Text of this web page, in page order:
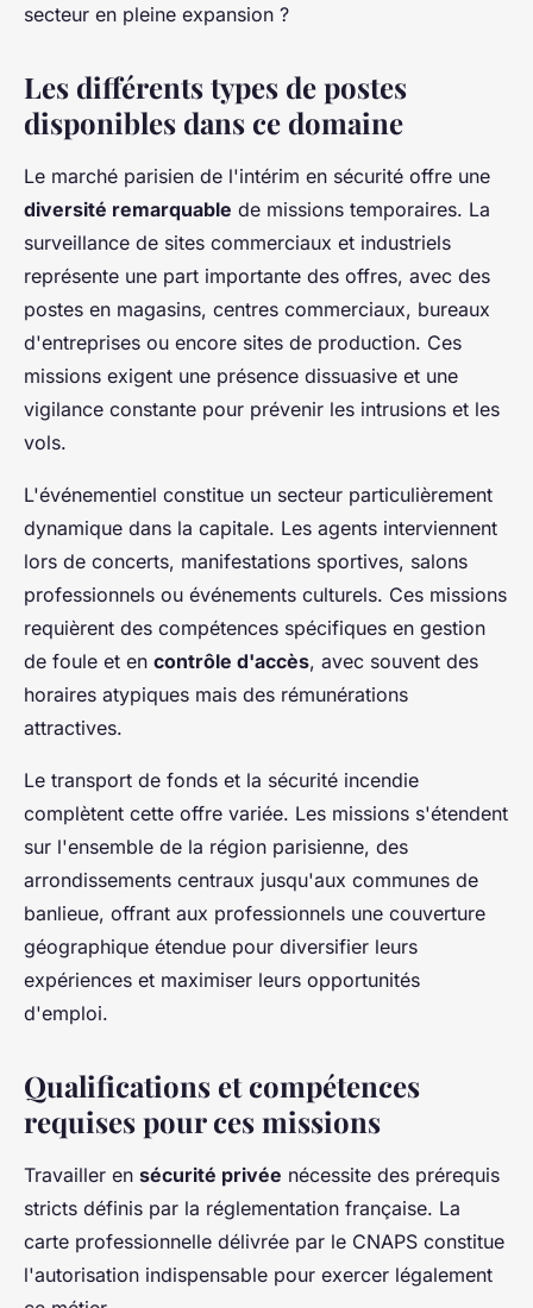
secteur en pleine expansion ?
Les différents types de postes
disponibles dans ce domaine
Le marché parisien de l'intérim en sécurité offre une
diversité remarquable de missions temporaires. La
surveillance de sites commerciaux et industriels
représente une part importante des offres, avec des
postes en magasins, centres commerciaux, bureaux
d'entreprises ou encore sites de production. Ces
missions exigent une présence dissuasive et une
vigilance constante pour prévenir les intrusions et les
vols.
L'événementiel constitue un secteur particulièrement
dynamique dans la capitale. Les agents interviennent
lors de concerts, manifestations sportives, salons
professionnels ou événements culturels. Ces missions
requièrent des compétences spécifiques en gestion
de foule et en contrôle d'accès, avec souvent des
horaires atypiques mais des rémunérations
attractives.
Le transport de fonds et la sécurité incendie
complètent cette offre variée. Les missions s'étendent
sur l'ensemble de la région parisienne, des
arrondissements centraux jusqu'aux communes de
banlieue, offrant aux professionnels une couverture
géographique étendue pour diversifier leurs
expériences et maximiser leurs opportunités
d'emploi.
Qualifications et compétences
requises pour ces missions
Travailler en sécurité privée nécessite des prérequis
stricts définis par la réglementation française. La
carte professionnelle délivrée par le CNAPS constitue
l'autorisation indispensable pour exercer légalement